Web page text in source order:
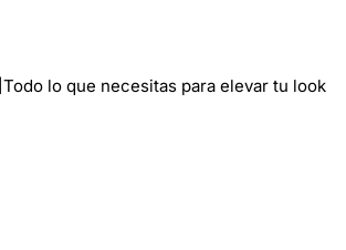
Todo lo que necesitas para elevar tu look